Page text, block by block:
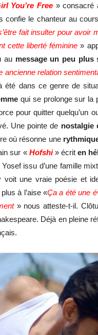
You’re Free» consacré
confie le chanteur au
fait insulter pour avoir
cette liberté féminine »
au message un peu plus
ancienne relation
été dans ce genre de
qui se prolonge sur la
pour quitter
Une pointe de nostalgie
où résonne une
sur « Hofshi» écrit en
issu d’une famille
une vraie poésie et
à l’aise «Ça a été une
» nous atteste-t-il.
Déjà en pleine